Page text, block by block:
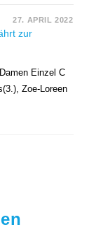
27. APRIL 2022
Einzel C
Zoe-Loreen